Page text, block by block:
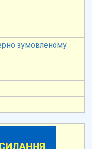
зумовленому